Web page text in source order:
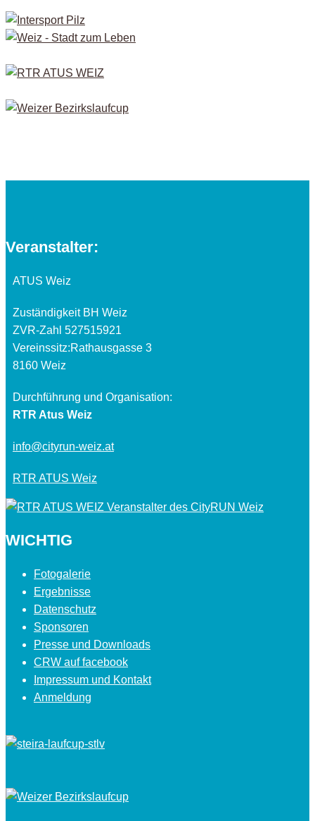
Veranstalter:
ATUS Weiz
Zuständigkeit BH Weiz
ZVR-Zahl 527515921
Vereinssitz:Rathausgasse 3
8160 Weiz
Durchführung und Organisation:
RTR Atus Weiz
info@cityrun-weiz.at
RTR ATUS Weiz
WICHTIG
Fotogalerie
Ergebnisse
Datenschutz
Sponsoren
Presse und Downloads
CRW auf facebook
Impressum und Kontakt
Anmeldung